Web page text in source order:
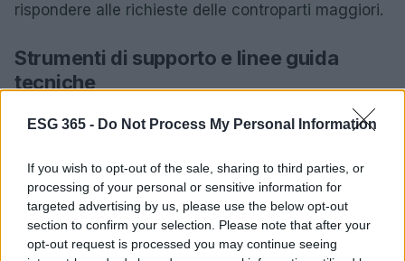
ESG 365 - Do Not Process My Personal Information
If you wish to opt-out of the sale, sharing to third parties, or
processing of your personal or sensitive information for
targeted advertising by us, please use the below opt-out
section to confirm your selection. Please note that after your
opt-out request is processed you may continue seeing
rispondere alle richieste delle controparti maggiori.
Strumenti di supporto e linee guida
tecniche
Per agevolare l’applicazione delle regole sono state
orientamento e strumenti digitali per standardizzare
la rendicontazione e la misurazione degli impatti.
Il perfezionamento degli strumenti ha mirato a